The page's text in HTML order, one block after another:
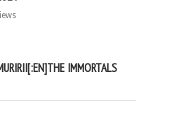
IMMORTALS